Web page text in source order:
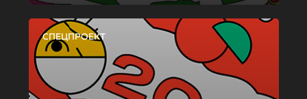
СПЕЦПРОЕКТ